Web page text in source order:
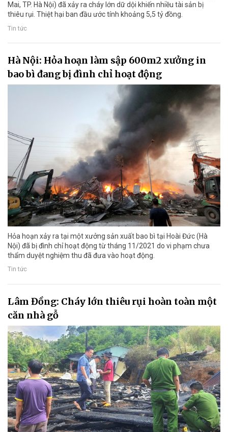
Mai, TP. Hà Nội) đã xảy ra cháy lớn dữ dội khiến nhiều tài sản bị
thiêu rụi. Thiệt hại ban đầu ước tính khoảng 5,5 tỷ đồng.
Tin tức
Hà Nội: Hỏa hoạn làm sập 600m2 xưởng in
bao bì đang bị đình chỉ hoạt động
Hỏa hoạn xảy ra tại một xưởng sản xuất bao bì tại Hoài Đức (Hà
Nội) đã bị đình chỉ hoạt động từ tháng 11/2021 do vi phạm chưa
thẩm duyệt nghiệm thu đã đưa vào hoạt động.
Tin tức
Lâm Đồng: Cháy lớn thiêu rụi hoàn toàn một
căn nhà gỗ